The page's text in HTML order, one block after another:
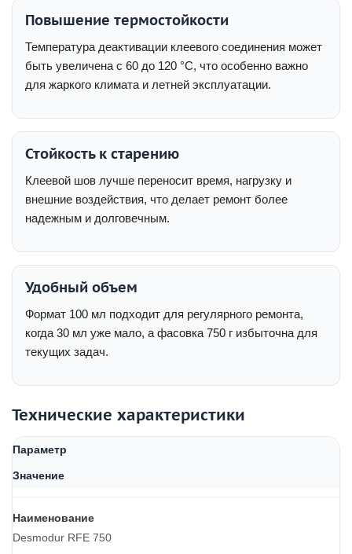
Повышение термостойкости
Температура деактивации клеевого соединения может
быть увеличена с 60 до 120 °C, что особенно важно
для жаркого климата и летней эксплуатации.
Стойкость к старению
Клеевой шов лучше переносит время, нагрузку и
внешние воздействия, что делает ремонт более
надежным и долговечным.
Удобный объем
Формат 100 мл подходит для регулярного ремонта,
когда 30 мл уже мало, а фасовка 750 г избыточна для
текущих задач.
Технические характеристики
Параметр
Значение
Наименование
Desmodur RFE 750